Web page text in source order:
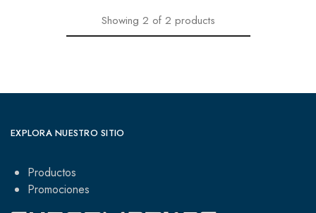
Showing 2 of 2 products
EXPLORA NUESTRO SITIO
Productos
Promociones